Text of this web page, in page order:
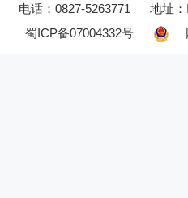
电话：0827-5263771
地址
蜀ICP备07004332号